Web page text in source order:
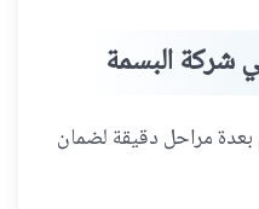
شركة البسمة
بعدة مراحل دقيقة لضمان